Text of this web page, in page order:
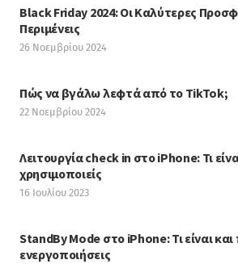
Black Friday 2024: Οι Καλύτερες
Περιμένεις
26 Νοεμβρίου 2024
Πώς να βγάλω λεφτά από το TikTok;
22 Νοεμβρίου 2024
Λειτουργία check in στο iPhone: Τι
χρησιμοποιείς
16 Ιουλίου 2023
StandBy Mode στο iPhone: Τι είναι
ενεργοποιήσεις